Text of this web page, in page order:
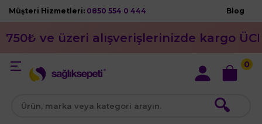
Müşteri Hizmetleri: 0850 554 0 444 Blog
750₺ ve üzeri alışverişlerinizde kargo
🔍
0